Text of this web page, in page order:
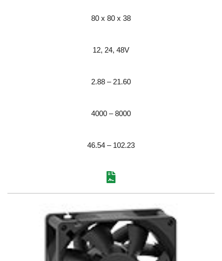
80 x 80 x 38
12, 24, 48V
2.88 – 21.60
4000 – 8000
46.54 – 102.23